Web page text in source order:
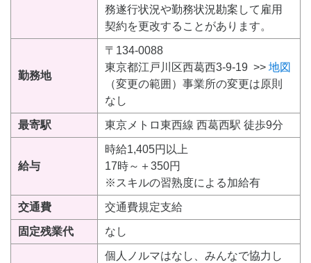
務遂行状況や勤務状況勘案して雇用
契約を更改することがあります。
勤務地
〒134-0088
東京都江戸川区西葛西3-9-19 >> 地図
（変更の範囲）事業所の変更は原則
なし
最寄駅 東京メトロ東西線 西葛西駅 徒歩9分
給与
時給1,405円以上
17時～＋350円
※スキルの習熟度による加給有
交通費 交通費規定支給
固定残業代 なし
個人ノルマはなし、みんなで協力し